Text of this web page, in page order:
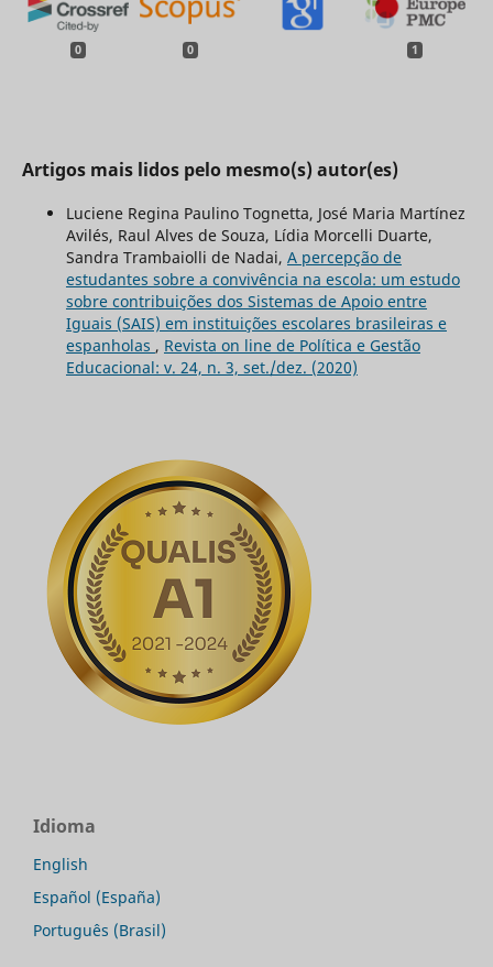
0 0 1
Artigos mais lidos pelo mesmo(s) autor(es)
Luciene Regina Paulino Tognetta, José Maria Martínez
Avilés, Raul Alves de Souza, Lídia Morcelli Duarte,
Sandra Trambaiolli de Nadai, A percepção de
estudantes sobre a convivência na escola: um estudo
sobre contribuições dos Sistemas de Apoio entre
Iguais (SAIS) em instituições escolares brasileiras e
espanholas , Revista on line de Política e Gestão
Educacional: v. 24, n. 3, set./dez. (2020)
Idioma
English
Español (España)
Português (Brasil)